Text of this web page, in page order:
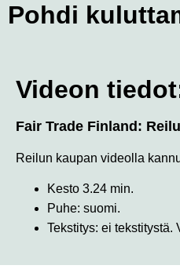
Pohdi
Videon
Fair Trade Finland:
Reilun kaupan videolla
Kesto 3.24 min.
Puhe: suomi.
Tekstitys: ei